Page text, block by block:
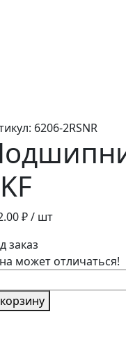
6206-2RSNR
₽ / шт
заказ
может отличаться!